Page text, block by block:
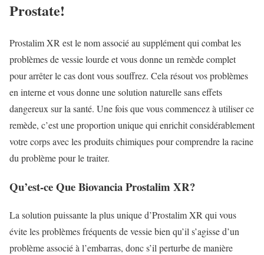
Prostate!
Prostalim XR est le nom associé au supplément qui combat les
problèmes de vessie lourde et vous donne un remède complet
pour arrêter le cas dont vous souffrez. Cela résout vos problèmes
en interne et vous donne une solution naturelle sans effets
dangereux sur la santé. Une fois que vous commencez à utiliser ce
remède, c’est une proportion unique qui enrichit considérablement
votre corps avec les produits chimiques pour comprendre la racine
du problème pour le traiter.
Qu’est-ce Que Biovancia Prostalim XR?
La solution puissante la plus unique d’Prostalim XR qui vous
évite les problèmes fréquents de vessie bien qu’il s’agisse d’un
problème associé à l’embarras, donc s’il perturbe de manière